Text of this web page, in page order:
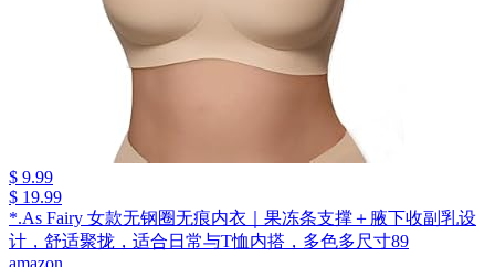
$ 9.99
$ 19.99
*.As Fairy 女款无钢圈无痕内衣｜果冻条支撑＋腋下收副乳设
计，舒适聚拢，适合日常与T恤内搭，多色多尺寸89